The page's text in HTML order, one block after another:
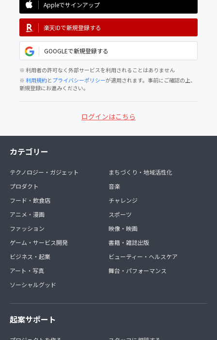
Appleでサインアップ
楽天IDで新規登録する
GOOGLEで新規登録する
※ 利用者の許可なく外部サービスを利用されることはありません
※利用規約とプライバシーポリシーが適用されます。事前にご確認の上、
新規登録にお進みください。
ログインはこちら
カテゴリー
テクノロジー・ガジェット
プロダクト
フード・飲食店
アニメ・漫画
ファッション
ゲーム・サービス開発
ビジネス・起業
アート・写真
ソーシャルグッド
まちづくり・地域活性化
音楽
チャレンジ
スポーツ
映像・映画
書籍・雑誌出版
ビューティー・ヘルスケア
舞台・パフォーマンス
起案サポート